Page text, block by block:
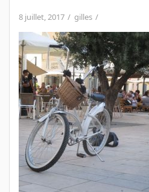
8 juillet, 2017 gilles